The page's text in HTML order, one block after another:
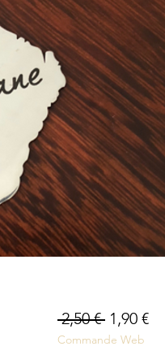
2,50 € Prix
original
1,90 €Prix
Commande Web